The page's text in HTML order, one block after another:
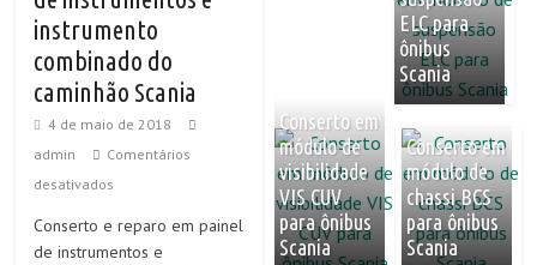
instrumento
combinado do
caminhão Scania
4 de maio de 2018
admin
Comentários
desativados
Conserto e reparo em painel
de instrumentos e
ELC para
ônibus
Scania
Conserto em
módulo de
chassi BCS
para ônibus
Scania
Conserto em
módulo de
visibilidade
VIS CUV
para ônibus
Scania